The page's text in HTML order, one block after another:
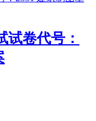
试卷代号：